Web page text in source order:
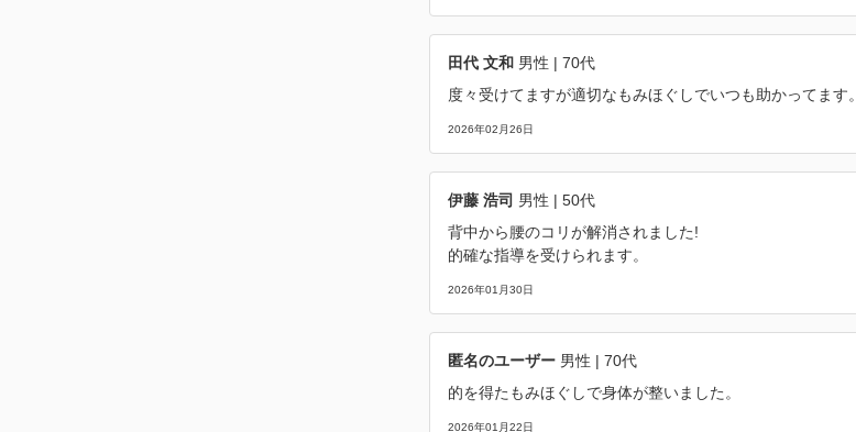
田代 文和 男性 | 70代
度々受けてますが適切なもみほぐしでいつも助かってます。
2026年02月26日
伊藤 浩司 男性 | 50代
背中から腰のコリが解消されました!
的確な指導を受けられます。
2026年01月30日
匿名のユーザー 男性 | 70代
的を得たもみほぐしで身体が整いました。
2026年01月22日